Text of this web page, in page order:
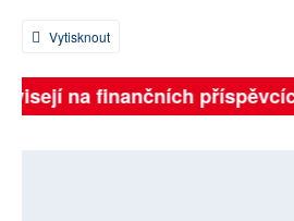
Vytisknout
na finančních